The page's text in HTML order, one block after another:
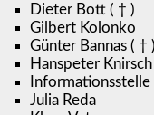
Dieter Bott ( † )
Gilbert Kolonko
Günter Bannas ( † )
Hanspeter Knirsch
Julia Reda